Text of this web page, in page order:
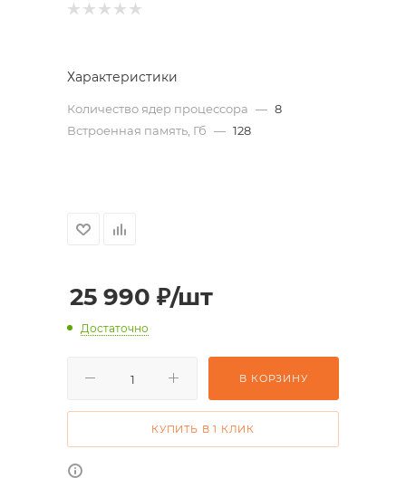
Характеристики
Количество ядер процессора — 8
Встроенная память, Гб — 128
25 990 ₽/шт
Достаточно
В КОРЗИНУ
КУПИТЬ В 1 КЛИК